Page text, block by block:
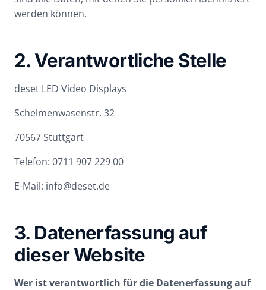
werden können.
2. Verantwortliche Stelle
deset LED Video Displays
Schelmenwasenstr. 32
70567 Stuttgart
Telefon: 0711 907 229 00
E-Mail: info@deset.de
3. Datenerfassung auf
dieser Website
Wer ist verantwortlich für die Datenerfassung auf